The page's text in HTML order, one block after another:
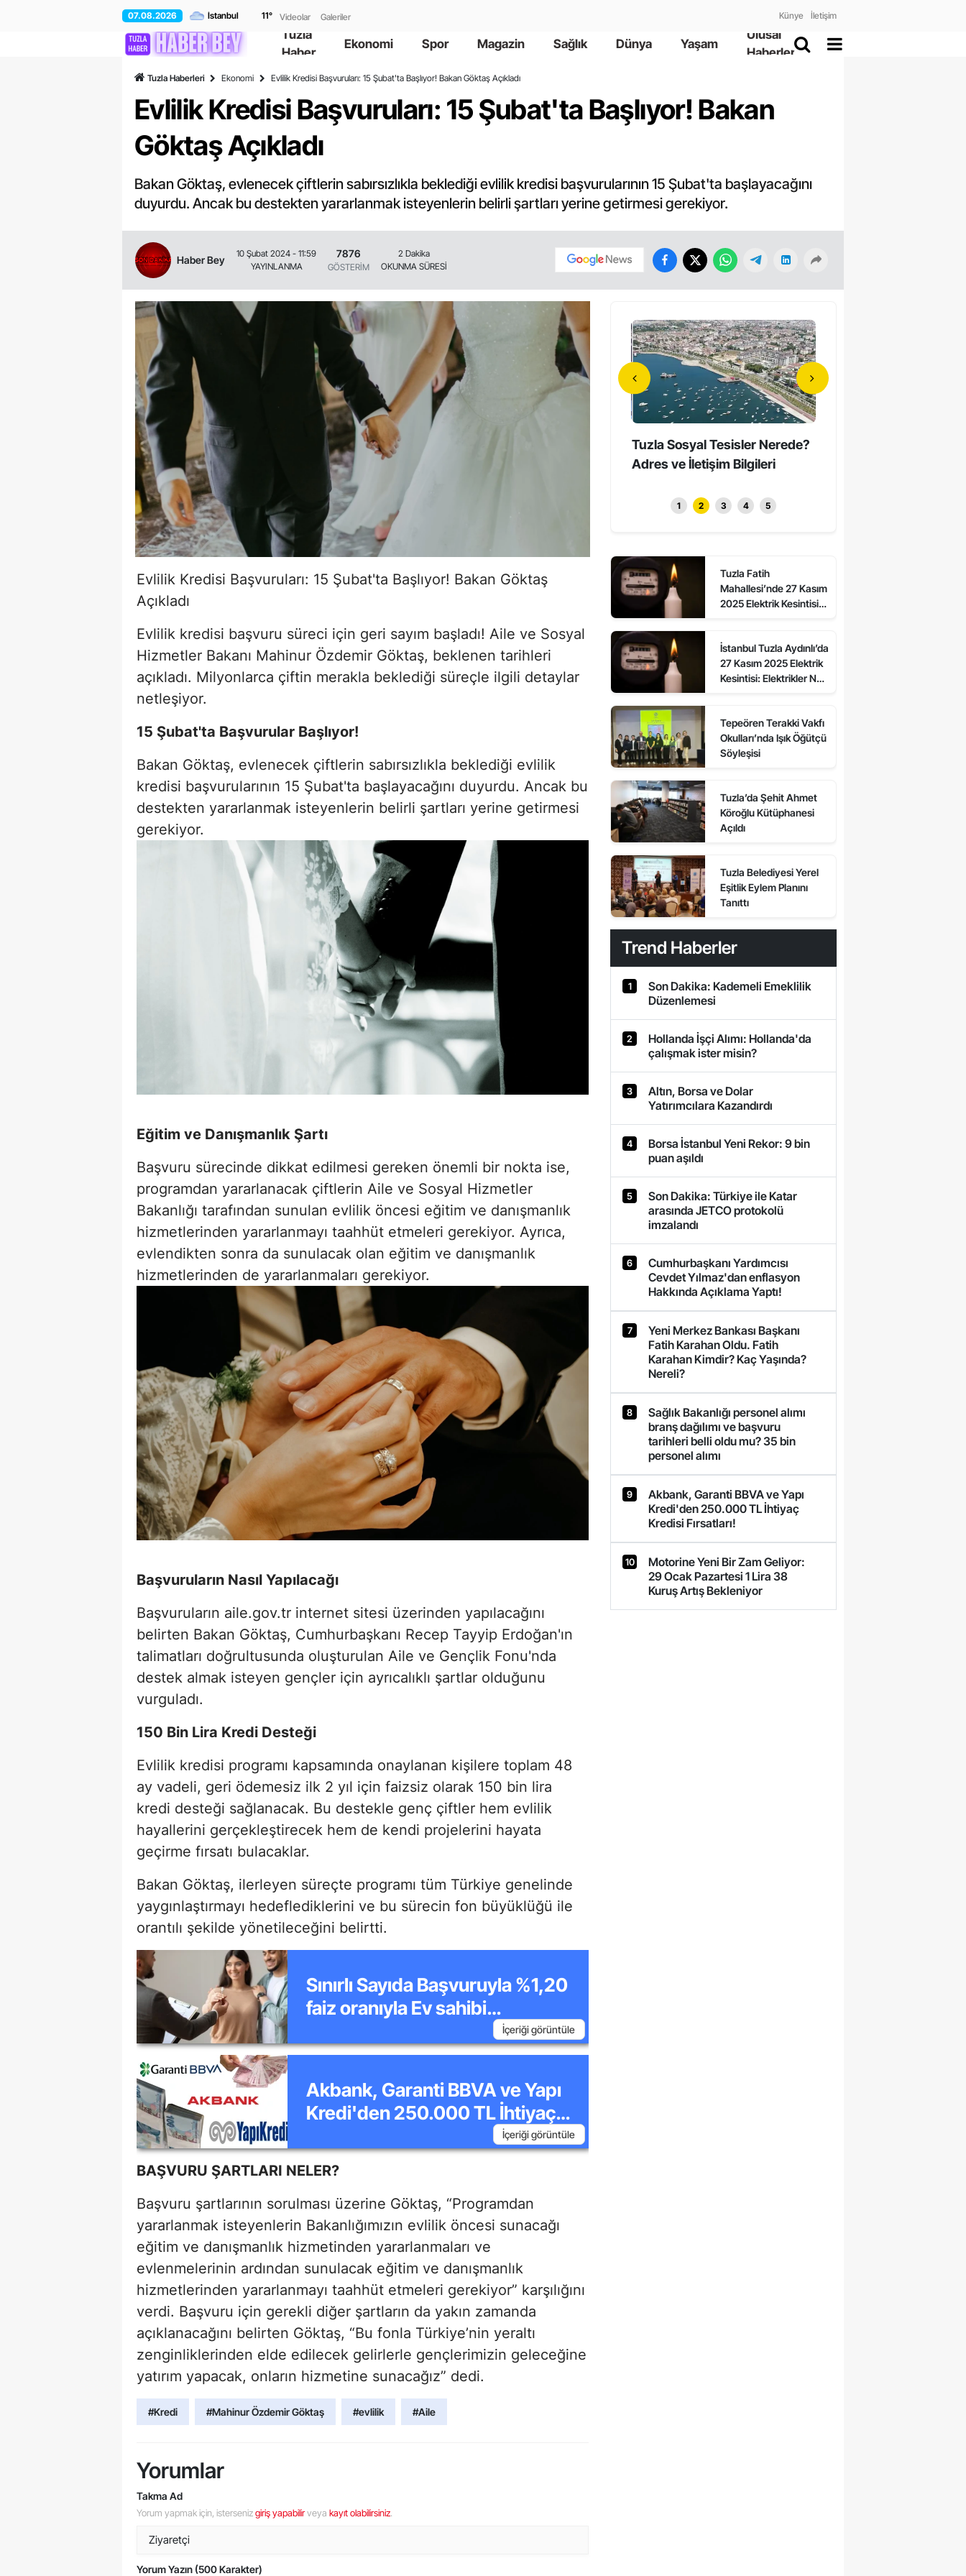
07.08.2026 11° Videolar Galeriler Künye İletişim
Tuzla
Haber
Ekonomi Spor Magazin Sağlık Dünya Yaşam
Ulusal
Haberler
Tuzla Haberleri Ekonomi Evlilik Kredisi Başvuruları: 15 Şubat'ta Başlıyor! Bakan Göktaş Açıkladı
Evlilik Kredisi Başvuruları: 15 Şubat'ta Başlıyor! Bakan
Göktaş Açıkladı
Bakan Göktaş, evlenecek çiftlerin sabırsızlıkla beklediği evlilik kredisi başvurularının 15 Şubat'ta başlayacağını
duyurdu. Ancak bu destekten yararlanmak isteyenlerin belirli şartları yerine getirmesi gerekiyor.
Haber Bey
10 Şubat 2024 - 11:59
YAYINLANMA
7876
GÖSTERİM
2 Dakika
OKUNMA SÜRESİ
Evlilik Kredisi Başvuruları: 15 Şubat'ta Başlıyor! Bakan Göktaş
Açıkladı
Evlilik kredisi başvuru süreci için geri sayım başladı! Aile ve Sosyal
Hizmetler Bakanı Mahinur Özdemir Göktaş, beklenen tarihleri
açıkladı. Milyonlarca çiftin merakla beklediği süreçle ilgili detaylar
netleşiyor.
15 Şubat'ta Başvurular Başlıyor!
Bakan Göktaş, evlenecek çiftlerin sabırsızlıkla beklediği evlilik
kredisi başvurularının 15 Şubat'ta başlayacağını duyurdu. Ancak bu
destekten yararlanmak isteyenlerin belirli şartları yerine getirmesi
gerekiyor.
Eğitim ve Danışmanlık Şartı
Başvuru sürecinde dikkat edilmesi gereken önemli bir nokta ise,
programdan yararlanacak çiftlerin Aile ve Sosyal Hizmetler
Bakanlığı tarafından sunulan evlilik öncesi eğitim ve danışmanlık
hizmetlerinden yararlanmayı taahhüt etmeleri gerekiyor. Ayrıca,
evlendikten sonra da sunulacak olan eğitim ve danışmanlık
hizmetlerinden de yararlanmaları gerekiyor.
Başvuruların Nasıl Yapılacağı
Başvuruların aile.gov.tr internet sitesi üzerinden yapılacağını
belirten Bakan Göktaş, Cumhurbaşkanı Recep Tayyip Erdoğan'ın
talimatları doğrultusunda oluşturulan Aile ve Gençlik Fonu'nda
destek almak isteyen gençler için ayrıcalıklı şartlar olduğunu
vurguladı.
150 Bin Lira Kredi Desteği
Evlilik kredisi programı kapsamında onaylanan kişilere toplam 48
ay vadeli, geri ödemesiz ilk 2 yıl için faizsiz olarak 150 bin lira
kredi desteği sağlanacak. Bu destekle genç çiftler hem evlilik
hayallerini gerçekleştirecek hem de kendi projelerini hayata
geçirme fırsatı bulacaklar.
Bakan Göktaş, ilerleyen süreçte programı tüm Türkiye genelinde
yaygınlaştırmayı hedeflediklerini ve bu sürecin fon büyüklüğü ile
orantılı şekilde yönetileceğini belirtti.
Sınırlı Sayıda Başvuruyla %1,20
faiz oranıyla Ev sahibi
olabilirsiniz: Acele edin!İçeriği görüntüle
Akbank, Garanti BBVA ve Yapı
Kredi'den 250.000 TL İhtiyaç
İçeriği görüntüle
BAŞVURU ŞARTLARI NELER?
Başvuru şartlarının sorulması üzerine Göktaş, “Programdan
yararlanmak isteyenlerin Bakanlığımızın evlilik öncesi sunacağı
eğitim ve danışmanlık hizmetinden yararlanmaları ve
evlenmelerinin ardından sunulacak eğitim ve danışmanlık
hizmetlerinden yararlanmayı taahhüt etmeleri gerekiyor” karşılığını
verdi. Başvuru için gerekli diğer şartların da yakın zamanda
açıklanacağını belirten Göktaş, “Bu fonla Türkiye’nin yeraltı
zenginliklerinden elde edilecek gelirlerle gençlerimizin geleceğine
yatırım yapacak, onların hizmetine sunacağız” dedi.
#Kredi #Mahinur Özdemir Göktaş #evlilik #Aile
Yorumlar
Takma Ad
Yorum yapmak için, istersenizgiriş yapabilirveya kayıt olabilirsiniz.
Yorum Yazın (500 Karakter)
Tuzla Orhanlı Mahallesi’nde 27
Kasım Elektrik Kesintisi: Ele...
İlk Türk Astronot Tuzla’da
Tuzla Sosyal Tesisler Nerede?
Adres ve İletişim Bilgileri
1 2 3 4 5
Tuzla Fatih
Mahallesi’nde 27 Kasım
2025 Elektrik Kesintisi:
Ne Zaman Gelecek?
İstanbul Tuzla Aydınlı’da
27 Kasım 2025 Elektrik
Kesintisi: Elektrikler Ne
Tepeören Terakki Vakfı
Okulları’nda Işık Öğütçü
Söyleşisi
Tuzla’da Şehit Ahmet
Köroğlu Kütüphanesi
Açıldı
Tuzla Belediyesi Yerel
Eşitlik Eylem Planını
Tanıttı
Trend Haberler
1
Son Dakika: Kademeli Emeklilik
Düzenlemesi
2
Hollanda İşçi Alımı: Hollanda'da
çalışmak ister misin?
3
Altın, Borsa ve Dolar
Yatırımcılara Kazandırdı
4
Borsa İstanbul Yeni Rekor: 9 bin
puan aşıldı
5
Son Dakika: Türkiye ile Katar
arasında JETCO protokolü
imzalandı
6
Cumhurbaşkanı Yardımcısı
Cevdet Yılmaz'dan enflasyon
Hakkında Açıklama Yaptı!
7
Yeni Merkez Bankası Başkanı
Fatih Karahan Oldu. Fatih
Karahan Kimdir? Kaç Yaşında?
Nereli?
8
Sağlık Bakanlığı personel alımı
branş dağılımı ve başvuru
tarihleri belli oldu mu? 35 bin
personel alımı
9
Akbank, Garanti BBVA ve Yapı
Kredi'den 250.000 TL İhtiyaç
Kredisi Fırsatları!
10
Motorine Yeni Bir Zam Geliyor:
29 Ocak Pazartesi 1 Lira 38
Kuruş Artış Bekleniyor